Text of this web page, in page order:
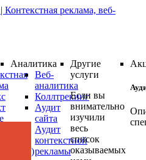
Аналитика
Веб-
аналитика
Коллтрекинг
Аудит
сайта
Аудит
контекстной
рекламы
Другие
услуги
Если вы
внимательно
изучили
весь
список
оказываемых